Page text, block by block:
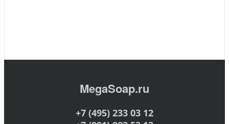
MegaSoap.ru
+7 (495) 233 03 12